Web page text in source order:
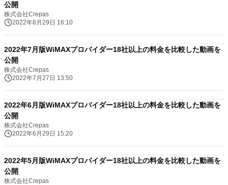
公開
株式会社Crepas
2022年8月29日 16:10
2022年7月版WiMAXプロバイダー18社以上の料金を比較した動画を
公開
株式会社Crepas
2022年7月27日 13:50
2022年6月版WiMAXプロバイダー18社以上の料金を比較した動画を
公開
株式会社Crepas
2022年6月29日 15:20
2022年5月版WiMAXプロバイダー18社以上の料金を比較した動画を
公開
株式会社Crepas